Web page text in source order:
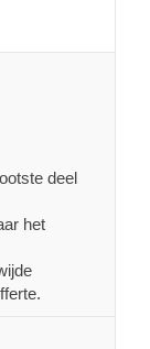
deel
het